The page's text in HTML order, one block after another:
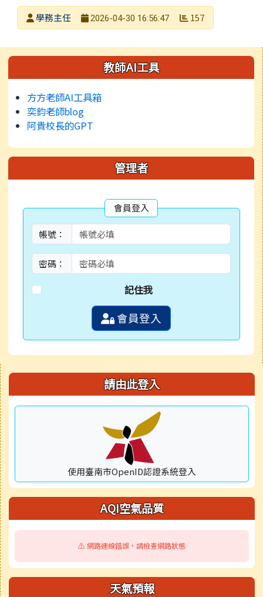
發布者
學務主任
2026-04-30 16:56:47 157
左邊區域內容 教師AI工具
方方老師AI工具箱
奕鈞老師blog
阿貴校長的GPT
管理者
會員登入
帳號：
密碼：
記住我
會員登入
右邊區域內容 請由此登入
使用臺南市OpenID認證系統登入
AQI空氣品質
⚠️ 網路連線錯誤，請檢查網路狀態
天氣預報